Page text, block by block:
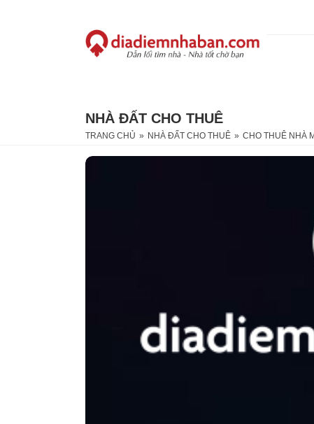
NHÀ ĐẤT CHO THUÊ
TRANG CHỦ » NHÀ ĐẤT CHO THUÊ » CHO THUÊ